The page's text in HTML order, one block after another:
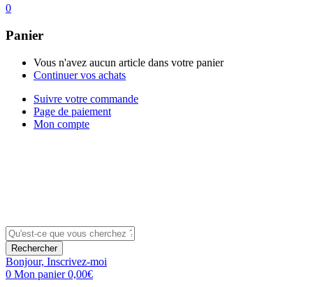
0
Panier
Vous n'avez aucun article dans votre panier
Continuer vos achats
Suivre votre commande
Page de paiement
Mon compte
Rechercher
Bonjour, Inscrivez-moi
0 Mon panier0,00€